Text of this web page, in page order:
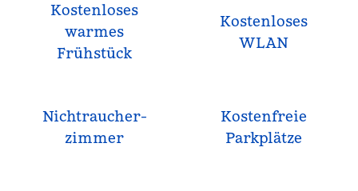
Kostenloses
warmes
Frühstück
Kostenloses
WLAN
Nichtraucher­
zimmer
Kostenfreie
Parkplätze